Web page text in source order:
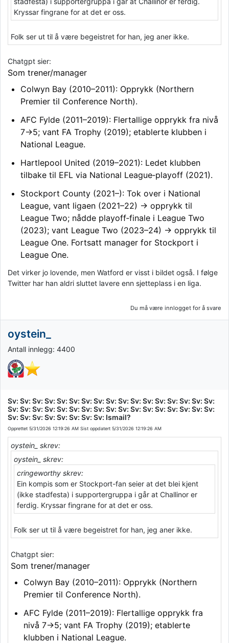
Kryssar fingrane for at det er oss.
Folk ser ut til å være begeistret for han, jeg aner ikke.
Chatgpt sier:
Som trener/manager
Colwyn Bay (2010–2011): Opprykk (Northern
Premier til Conference North).
AFC Fylde (2011–2019): Flertallige opprykk fra nivå
7→5; vant FA Trophy (2019); etablerte klubben i
National League.
Hartlepool United (2019–2021): Ledet klubben
tilbake til EFL via National League‑playoff (2021).
Stockport County (2021–): Tok over i National
League, vant ligaen (2021–22) → opprykk til
League Two; nådde playoff‑finale i League Two
(2023); vant League Two (2023–24) → opprykk til
League One. Fortsatt manager for Stockport i
League One.
Det virker jo lovende, men Watford er visst i bildet også. I følge
Twitter har han aldri sluttet lavere enn sjetteplass i en liga.
Du må være innlogget for å svare
oystein_
Antall innlegg: 4400
Sv: Sv: Sv: Sv: Sv: Sv: Sv: Sv: Sv: Sv: Sv: Sv: Sv: Sv: Sv: Sv: Sv:
Sv: Sv: Sv: Sv: Sv: Sv: Sv: Sv: Sv: Sv: Sv: Sv: Sv: Sv: Sv: Sv: Sv:
Sv: Sv: Sv: Sv: Sv: Sv: Sv: Sv: Ismail?
Opprettet 5/31/2026 12:19:26 AM Sist oppdatert 5/31/2026 12:19:26 AM
oystein_ skrev:
oystein_ skrev:
cringeworthy skrev:
Ein kompis som er Stockport-fan seier at det blei kjent
(ikke stadfesta) i supportergruppa i går at Challinor er
ferdig. Kryssar fingrane for at det er oss.
Folk ser ut til å være begeistret for han, jeg aner ikke.
Chatgpt sier:
Som trener/manager
Colwyn Bay (2010–2011): Opprykk (Northern
Premier til Conference North).
AFC Fylde (2011–2019): Flertallige opprykk fra
nivå 7→5; vant FA Trophy (2019); etablerte
klubben i National League.